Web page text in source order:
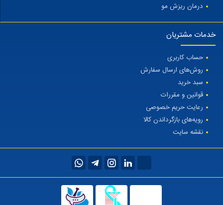
درمان ریزش مو
خدمات مشتریان
حساب کاربری
روش‌های ارسال سفارش
سبد خرید
قوانین و مقررات
رعایت حریم خصوصی
رویه‌های بازگرداندن کالا
نقشه سایت